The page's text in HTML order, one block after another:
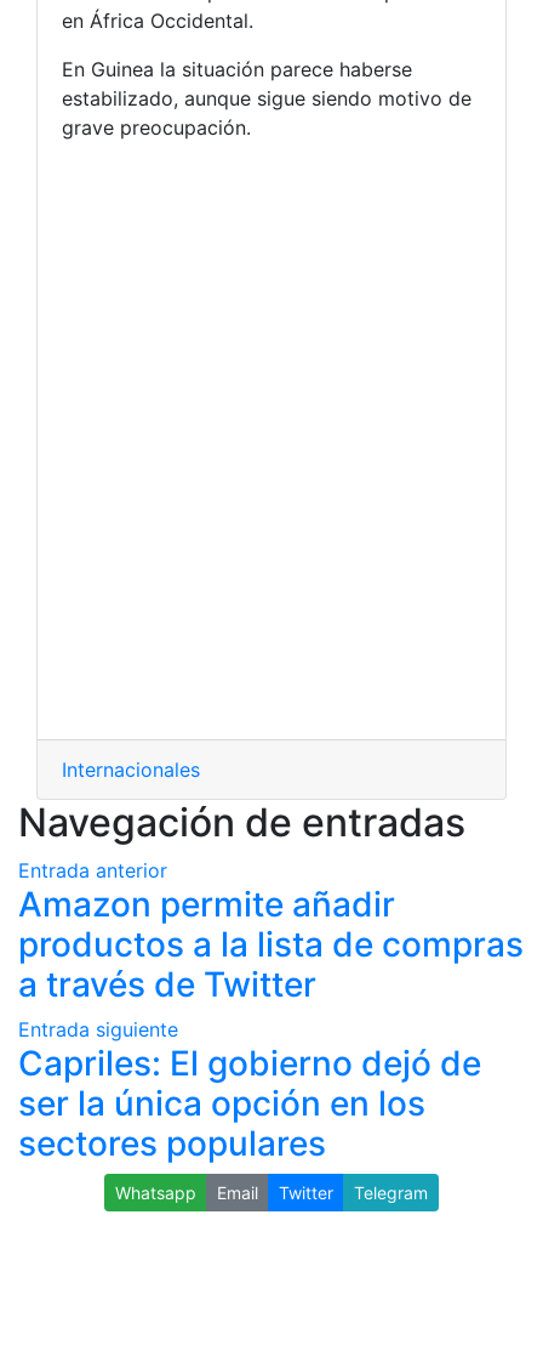
en África Occidental.
En Guinea la situación parece haberse
estabilizado, aunque sigue siendo motivo de
grave preocupación.
Internacionales
Navegación de entradas
Entrada anterior
Amazon permite añadir
productos a la lista de compras
a través de Twitter
Entrada siguiente
Capriles: El gobierno dejó de
ser la única opción en los
sectores populares
Whatsapp Email Twitter Telegram